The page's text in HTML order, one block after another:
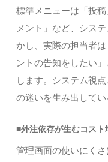
標準メニューは「投
メント」など、シス
かし、実際の担当者
ントの告知をしたい
します。システム視
の迷いを生み出してい
■外注依存が生むコスト
管理画面の使いにく